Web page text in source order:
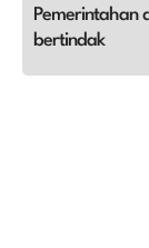
Pemerintahan
bertindak